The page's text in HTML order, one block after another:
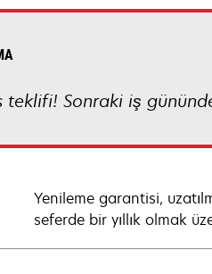
teklifi! Sonraki iş
Yenileme garantisi,
seferde bir yıllık olmak